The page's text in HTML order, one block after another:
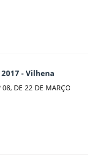
2017 - Vilhena
DE 22 DE MARÇO